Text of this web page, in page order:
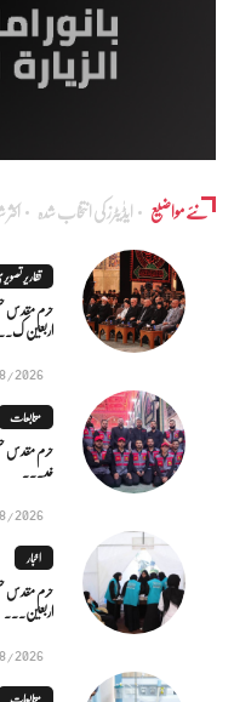
نئے مواضیع ایڈٰیٹرز کی انتخاب شدہ
تقاریر
حرم مقدس
اربعین
2026
متابعات
حرم مقدس
خد...
2026
اخبار
حرم مقدس
اربعین...
2026